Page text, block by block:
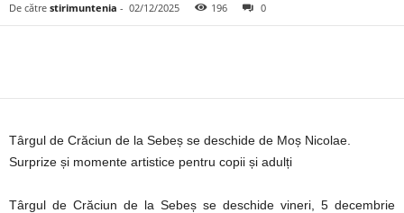
De către stirimuntenia - 02/12/2025 196 0
Târgul de Crăciun de la Sebeș se deschide de Moș Nicolae.
Surprize și momente artistice pentru copii și adulți
Târgul de Crăciun de la Sebeș se deschide vineri, 5 decembrie